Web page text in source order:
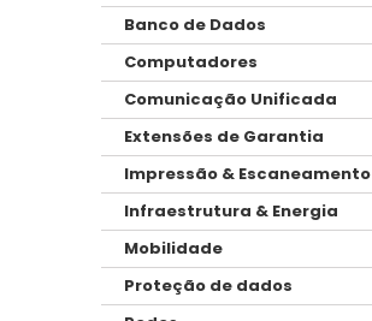
Banco de Dados
Computadores
Comunicação Unificada
Extensões de Garantia
Impressão & Escaneamento
Infraestrutura & Energia
Mobilidade
Proteção de dados